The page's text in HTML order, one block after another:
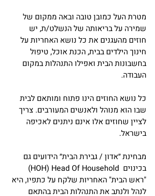
מטרת העל כמובן טובה ובאה ממקום של
שמירה על בריאותה של הנשלט/ת, יש
חוזים מהעגנים את כל נושא האחריות על
חינוך הילדים בבית, הכנת אוכל, טיפול
בחשבונות הבית ואפילו התנהלות במקום
העבודה.
כל נושא החוזים הינו פתוח ומותאם לבית
שבו הוא מנוהל ולאנשים המעורבים. צריך
לציין שחוזים אלו אינם ניתנים לאכיפה
בישראל.
מבחינת ״אדון / גבירת הבית״ הידועים גם
בכינוים  HOH) Head Of Household)
"ראש הבית" האחריות שלקח על כתפיו, היא
לנהל ולנתב את התנהלות הבית בהתאם